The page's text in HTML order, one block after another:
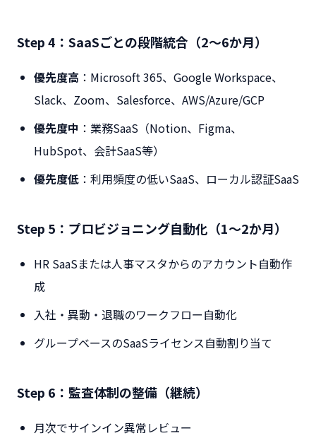
Step 4：SaaSごとの段階統合（2〜6か月）
優先度高 ：Microsoft 365、Google Workspace、
Slack、Zoom、Salesforce、AWS/Azure/GCP
優先度中 ：業務SaaS（Notion、Figma、
HubSpot、会計SaaS等）
優先度低 ：利用頻度の低いSaaS、ローカル認証SaaS
Step 5：プロビジョニング自動化（1〜2か月）
HR SaaSまたは人事マスタからのアカウント自動作
成
入社・異動・退職のワークフロー自動化
グループベースのSaaSライセンス自動割り当て
Step 6：監査体制の整備（継続）
月次でサインイン異常レビュー